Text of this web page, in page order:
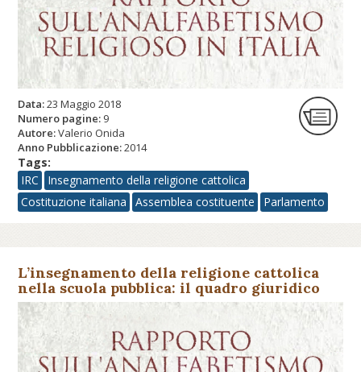
Data:23 Maggio 2018
Numero pagine: 9
Autore:Valerio Onida
Anno Pubblicazione:2014
Tags:
IRC
Insegnamento della religione cattolica
Costituzione italiana
Assemblea costituente Parlamento
L’insegnamento della religione cattolica
nella scuola pubblica: il quadro giuridico
postconcordatario